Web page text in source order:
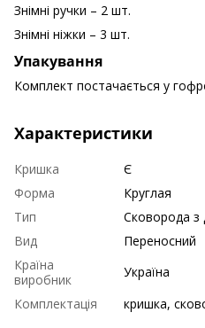
Знімні ручки – 2 шт.
Знімні ніжки – 3 шт.
Упакування
Комплект постачається у
Характеристики
Кришка
Є
Форма
Круглая
Тип
Сковорода з
Вид
Переносний
Країна
виробник
Україна
Комплектація
кришка,